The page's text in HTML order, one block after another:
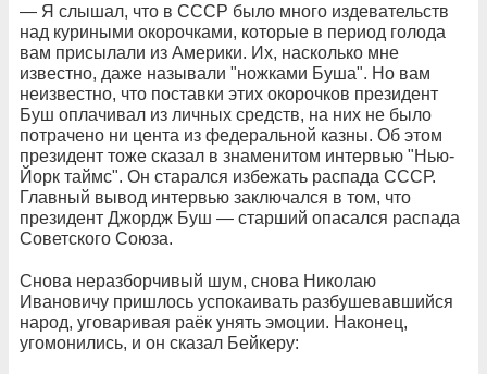
— Я слышал, что в СССР было много издевательств
над куриными окорочками, которые в период голода
вам присылали из Америки. Их, насколько мне
известно, даже называли "ножками Буша". Но вам
неизвестно, что поставки этих окорочков президент
Буш оплачивал из личных средств, на них не было
потрачено ни цента из федеральной казны. Об этом
президент тоже сказал в знаменитом интервью "Нью-
Йорк таймс". Он старался избежать распада СССР.
Главный вывод интервью заключался в том, что
президент Джордж Буш — старший опасался распада
Советского Союза.
Снова неразборчивый шум, снова Николаю
Ивановичу пришлось успокаивать разбушевавшийся
народ, уговаривая раёк унять эмоции. Наконец,
угомонились, и он сказал Бейкеру: